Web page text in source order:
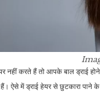
नहीं करते हैं तो आपके बाल ड्राई
ऐसे में ड्राई हेयर से छुटकारा पाने